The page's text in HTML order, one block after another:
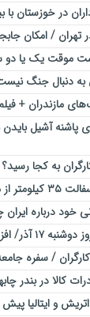
با بیش از ۱۲۰۰
/ امکان
موقت یک یا دو
به دنبال جنگ نیست
مازندران + فیلم
آشیل بایدن
به کجا
– مهران
خود درباره
قیمت درهم + جدول
کارگران / سفره
و ایتالیا پیش